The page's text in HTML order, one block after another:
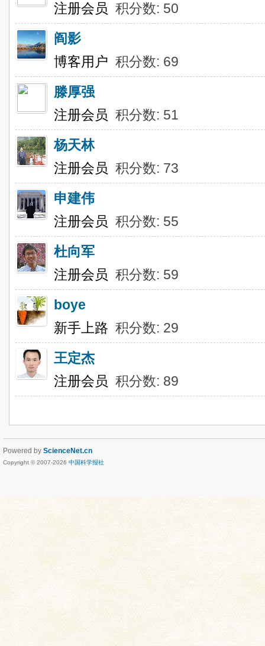
注册会员 积分数: 50
阎影
博客用户 积分数: 69
滕厚强
注册会员 积分数: 51
杨天林
注册会员 积分数: 73
申建伟
注册会员 积分数: 55
杜向军
注册会员 积分数: 59
boye
新手上路 积分数: 29
王定杰
注册会员 积分数: 89
Powered by ScienceNet.cn
Copyright © 2007-2026 中国科学报社